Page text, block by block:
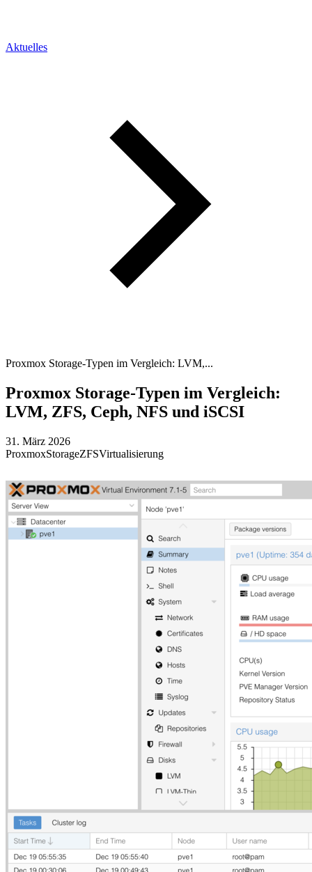
Aktuelles
Proxmox Storage-Typen im Vergleich: LVM,...
Proxmox Storage-Typen im Vergleich:
LVM, ZFS, Ceph, NFS und iSCSI
31. März 2026
ProxmoxStorageZFSVirtualisierung